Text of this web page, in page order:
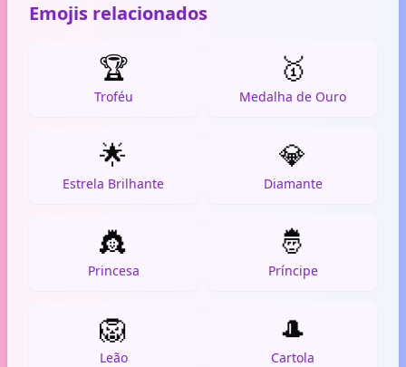
Emojis relacionados
🏆
Troféu
🥇
Medalha de Ouro
🌟
Estrela Brilhante
💎
Diamante
👸
Princesa
🤴
Príncipe
🦁
Leão
🎩
Cartola